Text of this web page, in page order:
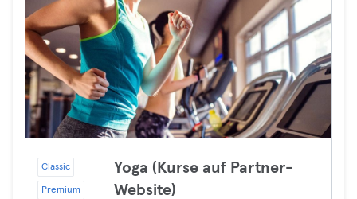
Classic
Premium
Yoga (Kurse auf Partner-
Website)